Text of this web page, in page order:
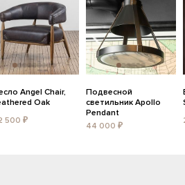
Angel Chair,
Oak
500 ₽
Подвесной
светильник Apollo
Pendant
44 000 ₽